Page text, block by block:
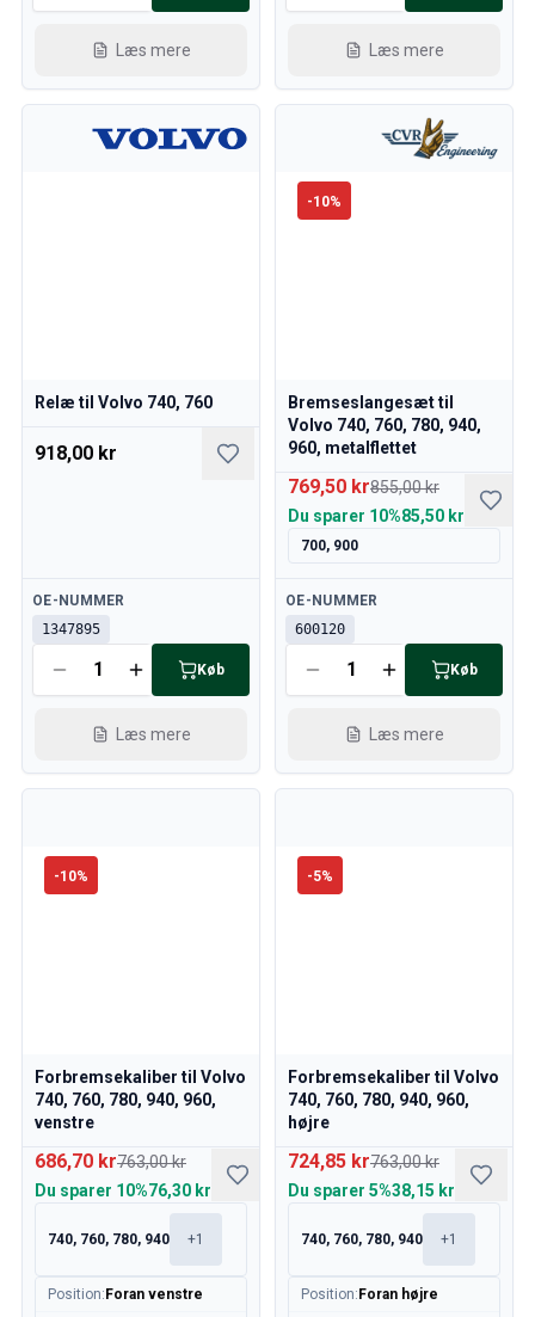
Læs mere Læs mere
Relæ til Volvo 740, 760
918,00 kr
Tilgængelig
OE-NUMMER
1347895
Køb
Læs mere
-10%
Bremseslangesæt til
Volvo 740, 760, 780, 940,
960, metalflettet
769,50 kr855,00 kr
Du sparer 10%85,50 kr
700, 900
Tilgængelig
OE-NUMMER
600120
Køb
Læs mere
-10%
Forbremsekaliber til Volvo
740, 760, 780, 940, 960,
venstre
686,70 kr763,00 kr
Du sparer 10%76,30 kr
740, 760, 780, 940 +1
Position: Foran venstre
-5%
Forbremsekaliber til Volvo
740, 760, 780, 940, 960,
højre
724,85 kr763,00 kr
Du sparer 5%38,15 kr
740, 760, 780, 940 +1
Position: Foran højre